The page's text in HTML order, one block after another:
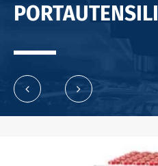
PORTAUTENSILI